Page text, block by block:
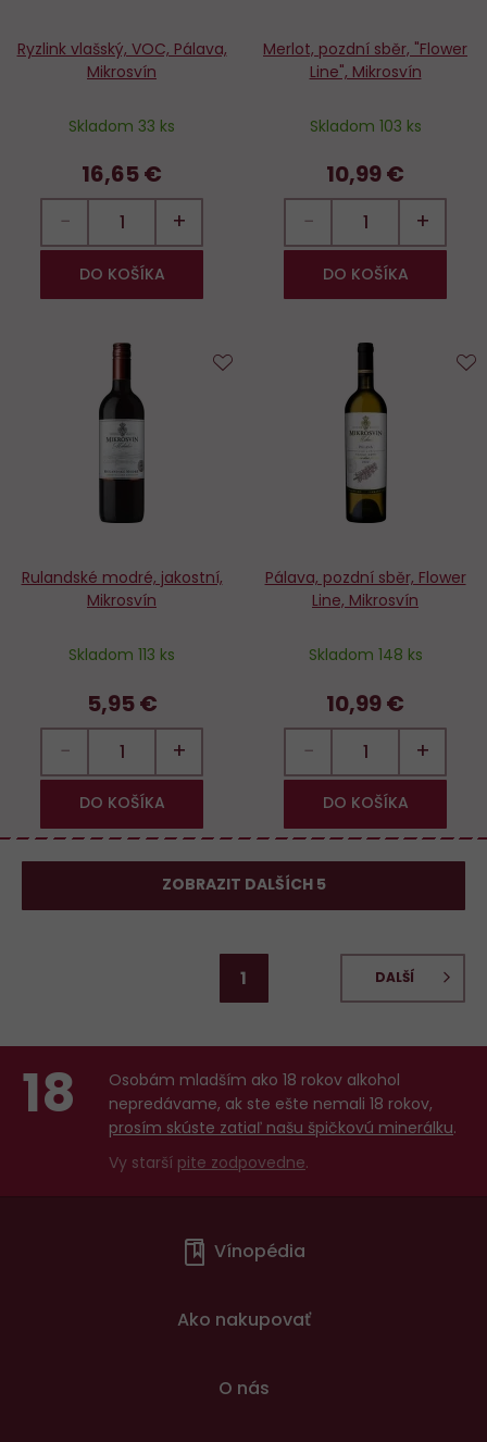
Ryzlink vlašský, VOC, Pálava,
Mikrosvín
Skladom 33 ks
16,65 €
− +
DO KOŠÍKA
Merlot, pozdní sběr, "Flower
Line", Mikrosvín
Skladom 103 ks
10,99 €
− +
DO KOŠÍKA
Rulandské modré, jakostní,
Mikrosvín
Skladom 113 ks
5,95 €
− +
DO KOŠÍKA
Pálava, pozdní sběr, Flower
Line, Mikrosvín
Skladom 148 ks
10,99 €
− +
DO KOŠÍKA
ZOBRAZIT DALŠÍCH 5
1 DALŠÍ
18
Osobám mladším ako 18 rokov alkohol
nepredávame, ak ste ešte nemali 18 rokov,
prosím skúste zatiaľ našu špičkovú minerálku.
Vy starší pite zodpovedne.
Vínopédia
Ako nakupovať
O nás